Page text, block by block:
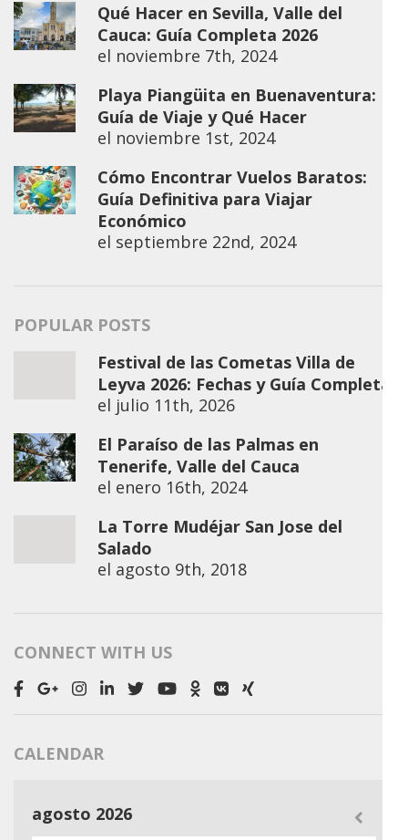
Qué Hacer en Sevilla, Valle del
Cauca: Guía Completa 2026
el noviembre 7th, 2024
Playa Piangüita en Buenaventura:
Guía de Viaje y Qué Hacer
el noviembre 1st, 2024
Cómo Encontrar Vuelos Baratos:
Guía Definitiva para Viajar
Económico
el septiembre 22nd, 2024
POPULAR POSTS
Festival de las Cometas Villa de
Leyva 2026: Fechas y Guía Completa
el julio 11th, 2026
El Paraíso de las Palmas en
Tenerife, Valle del Cauca
el enero 16th, 2024
La Torre Mudéjar San Jose del
Salado
el agosto 9th, 2018
CONNECT WITH US
CALENDAR
agosto 2026